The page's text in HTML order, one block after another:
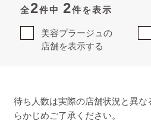
全2件中 2件を表示
美容プラージュの
店舗を表示する
待ち人数は実際の店舗状況と異
らかじめご了承ください。